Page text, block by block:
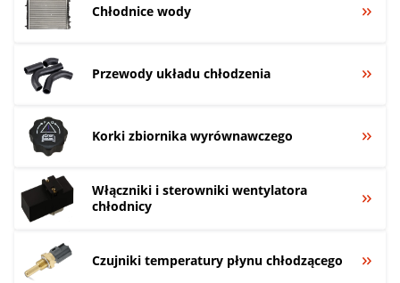
Chłodnice wody
Przewody układu chłodzenia
Korki zbiornika wyrównawczego
Włączniki i sterowniki wentylatora
chłodnicy
Czujniki temperatury płynu chłodzącego